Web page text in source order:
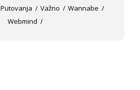
Putovanja Važno
Wannabe
Webmind